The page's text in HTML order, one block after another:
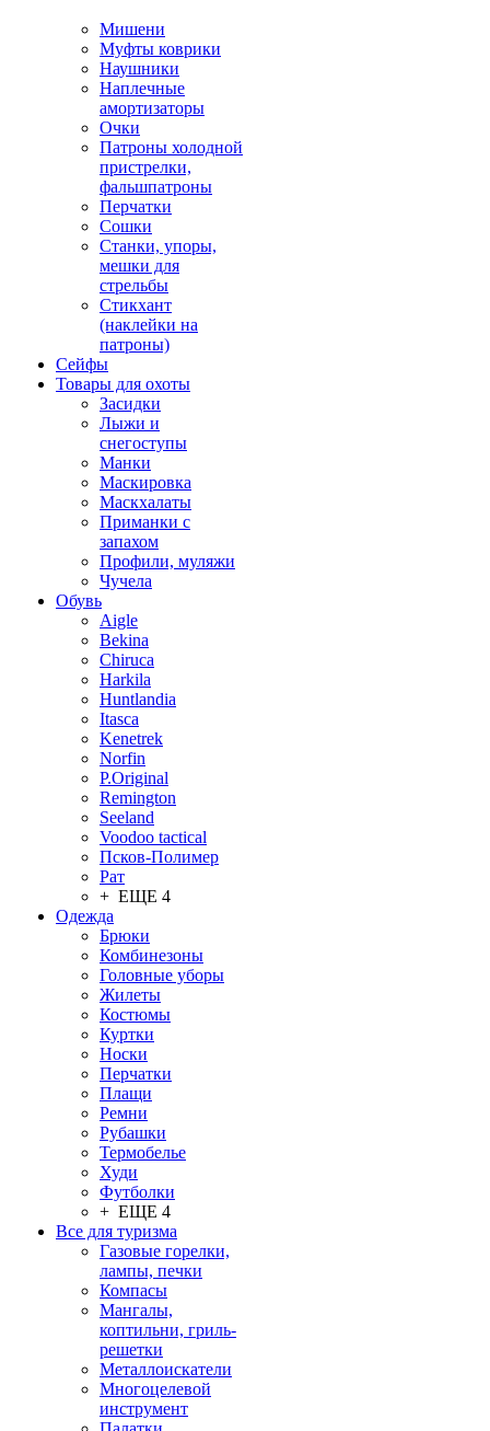
Мишени
Муфты коврики
Наушники
Наплечные
амортизаторы
Очки
Патроны холодной
пристрелки,
фальшпатроны
Перчатки
Сошки
Станки, упоры,
мешки для
стрельбы
Стикхант
(наклейки на
патроны)
Сейфы
Товары для охоты
Засидки
Лыжи и
снегоступы
Манки
Маскировка
Маскхалаты
Приманки с
запахом
Профили, муляжи
Чучела
Обувь
Aigle
Bekina
Chiruсa
Harkila
Huntlandia
Itasca
Kenetrek
Norfin
P.Original
Remington
Seeland
Voodoo tactical
Псков-Полимер
Рат
+ ЕЩЕ 4
Одежда
Брюки
Комбинезоны
Головные уборы
Жилеты
Костюмы
Куртки
Носки
Перчатки
Плащи
Ремни
Рубашки
Термобелье
Худи
Футболки
+ ЕЩЕ 4
Все для туризма
Газовые горелки,
лампы, печки
Компасы
Мангалы,
коптильни, гриль-
решетки
Металлоискатели
Многоцелевой
инструмент